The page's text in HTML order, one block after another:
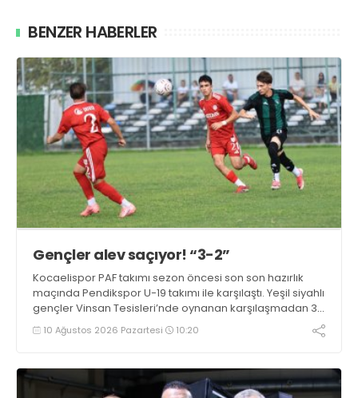
BENZER HABERLER
Gençler alev saçıyor! “3-2”
Kocaelispor PAF takımı sezon öncesi son son hazırlık
maçında Pendikspor U-19 takımı ile karşılaştı. Yeşil siyahlı
gençler Vinsan Tesisleri’nde oynanan karşılaşmadan 3-
2 galip ayrıldı.
10 Ağustos 2026 Pazartesi 10:20